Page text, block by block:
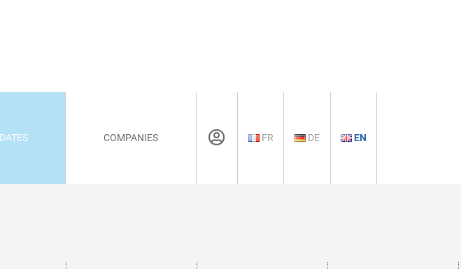
COMPANIES FR DE EN